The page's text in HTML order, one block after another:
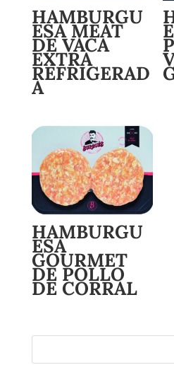
HAMBURGU
ESA MEAT
DE VACA
EXTRA
REFRIGERAD
A
HAMBURGU
ESA
GOURMET
DE POLLO
DE CORRAL